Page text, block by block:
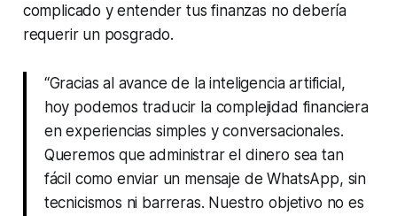
complicado y entender tus finanzas no debería
requerir un posgrado.
“Gracias al avance de la inteligencia artificial,
hoy podemos traducir la complejidad financiera
en experiencias simples y conversacionales.
Queremos que administrar el dinero sea tan
fácil como enviar un mensaje de WhatsApp, sin
tecnicismos ni barreras. Nuestro objetivo no es